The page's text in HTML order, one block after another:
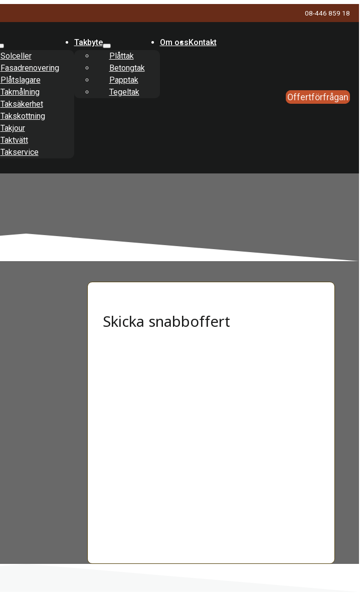
08-446 859 18
Solceller
Fasadrenovering
Plåtslagare
Takmålning
Taksäkerhet
Takskottning
Takjour
Taktvätt
Takservice
Takbyte
Plåttak
Betongtak
Papptak
Tegeltak
Om ossKontakt
Offertförfrågan
Skicka snabboffert